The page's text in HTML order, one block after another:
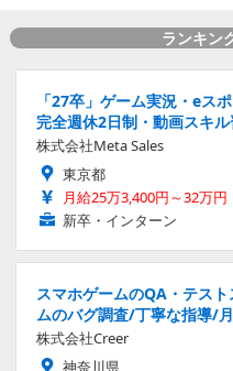
ランキン
「27卒」ゲーム実況・eス
完全週休2日制・動画スキ
株式会社Meta Sales
東京都
月給25万3,400円～32万円
新卒・インターン
スマホゲームのQA・テス
ムのバグ調査/丁寧な指導/
株式会社Creer
神奈川県